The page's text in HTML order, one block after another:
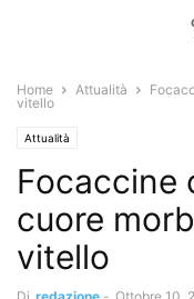
Home Attualità
vitello
Attualità
Focaccine
cuore
vitello